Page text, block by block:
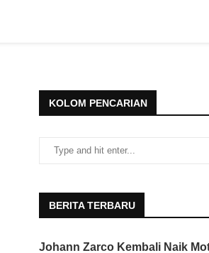
KOLOM PENCARIAN
BERITA TERBARU
Johann Zarco Kembali Naik